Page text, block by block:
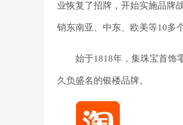
业恢复了招牌，开始实施品牌
销东南亚、中东、欧美等10多
始于1818年，集珠宝首饰
久负盛名的银楼品牌。